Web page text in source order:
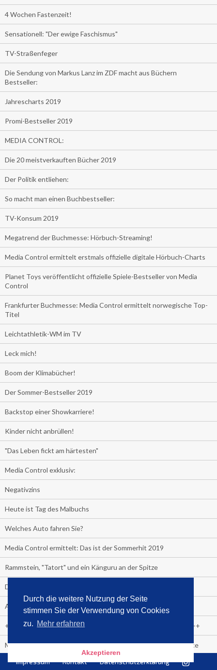
Durch die weitere Nutzung der Seite
stimmen Sie der Verwendung von Cookies
zu. Mehr erfahren
Akzeptieren
4 Wochen Fastenzeit!
Sensationell: "Der ewige Faschismus"
TV-Straßenfeger
Die Sendung von Markus Lanz im ZDF macht aus Büchern
Bestseller:
Jahrescharts 2019
Promi-Bestseller 2019
MEDIA CONTROL:
Die 20 meistverkauften Bücher 2019
Der Politik entliehen:
So macht man einen Buchbestseller:
TV-Konsum 2019
Megatrend der Buchmesse: Hörbuch-Streaming!
Media Control ermittelt erstmals offizielle digitale Hörbuch-Charts
Planet Toys veröffentlicht offizielle Spiele-Bestseller von Media
Control
Frankfurter Buchmesse: Media Control ermittelt norwegische Top-
Titel
Leichtathletik-WM im TV
Leck mich!
Boom der Klimabücher!
Der Sommer-Bestseller 2019
Backstop einer Showkarriere!
Kinder nicht anbrüllen!
"Das Leben fickt am härtesten"
Media Control exklusiv:
Negativzins
Heute ist Tag des Malbuchs
Welches Auto fahren Sie?
Media Control ermittelt: Das ist der Sommerhit 2019
Rammstein, "Tatort" und ein Känguru an der Spitze
Die Promi-Bestseller 1. Halbjahr 2019
Alle Bestseller in der Übersicht
+++++ Media Control News +++++ Media Control News +++++
Media Control beruft Arnd von Conrady zum Leiter E-Commerce
Zuschauer-Trend der Fußball Frauen WM:
Impressum Kontakt Datenschutzerklärung